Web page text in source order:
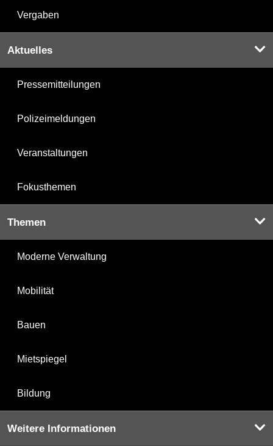
Vergaben
Aktuelles
Pressemitteilungen
Polizeimeldungen
Veranstaltungen
Fokusthemen
Themen
Moderne Verwaltung
Mobilität
Bauen
Mietspiegel
Bildung
Weitere Informationen